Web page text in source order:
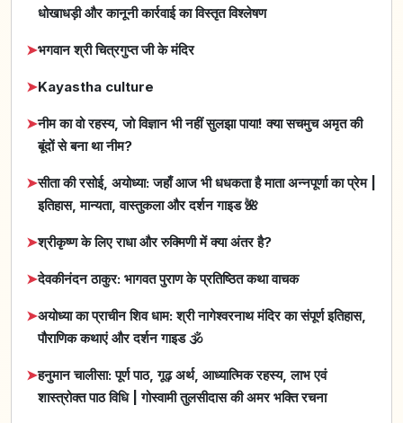
धोखाधड़ी और कानूनी कार्रवाई का विस्तृत विश्लेषण
➤भगवान श्री चित्रगुप्त जी के मंदिर
➤Kayastha culture
➤नीम का वो रहस्य, जो विज्ञान भी नहीं सुलझा पाया! क्या सचमुच अमृत की
बूंदों से बना था नीम?
➤सीता की रसोई, अयोध्या: जहाँ आज भी धधकता है माता अन्नपूर्णा का प्रेम |
इतिहास, मान्यता, वास्तुकला और दर्शन गाइड 🌺
➤श्रीकृष्ण के लिए राधा और रुक्मिणी में क्या अंतर है?
➤देवकीनंदन ठाकुर: भागवत पुराण के प्रतिष्ठित कथा वाचक
➤अयोध्या का प्राचीन शिव धाम: श्री नागेश्वरनाथ मंदिर का संपूर्ण इतिहास,
पौराणिक कथाएं और दर्शन गाइड 🕉️
➤हनुमान चालीसा: पूर्ण पाठ, गूढ़ अर्थ, आध्यात्मिक रहस्य, लाभ एवं
शास्त्रोक्त पाठ विधि | गोस्वामी तुलसीदास की अमर भक्ति रचना